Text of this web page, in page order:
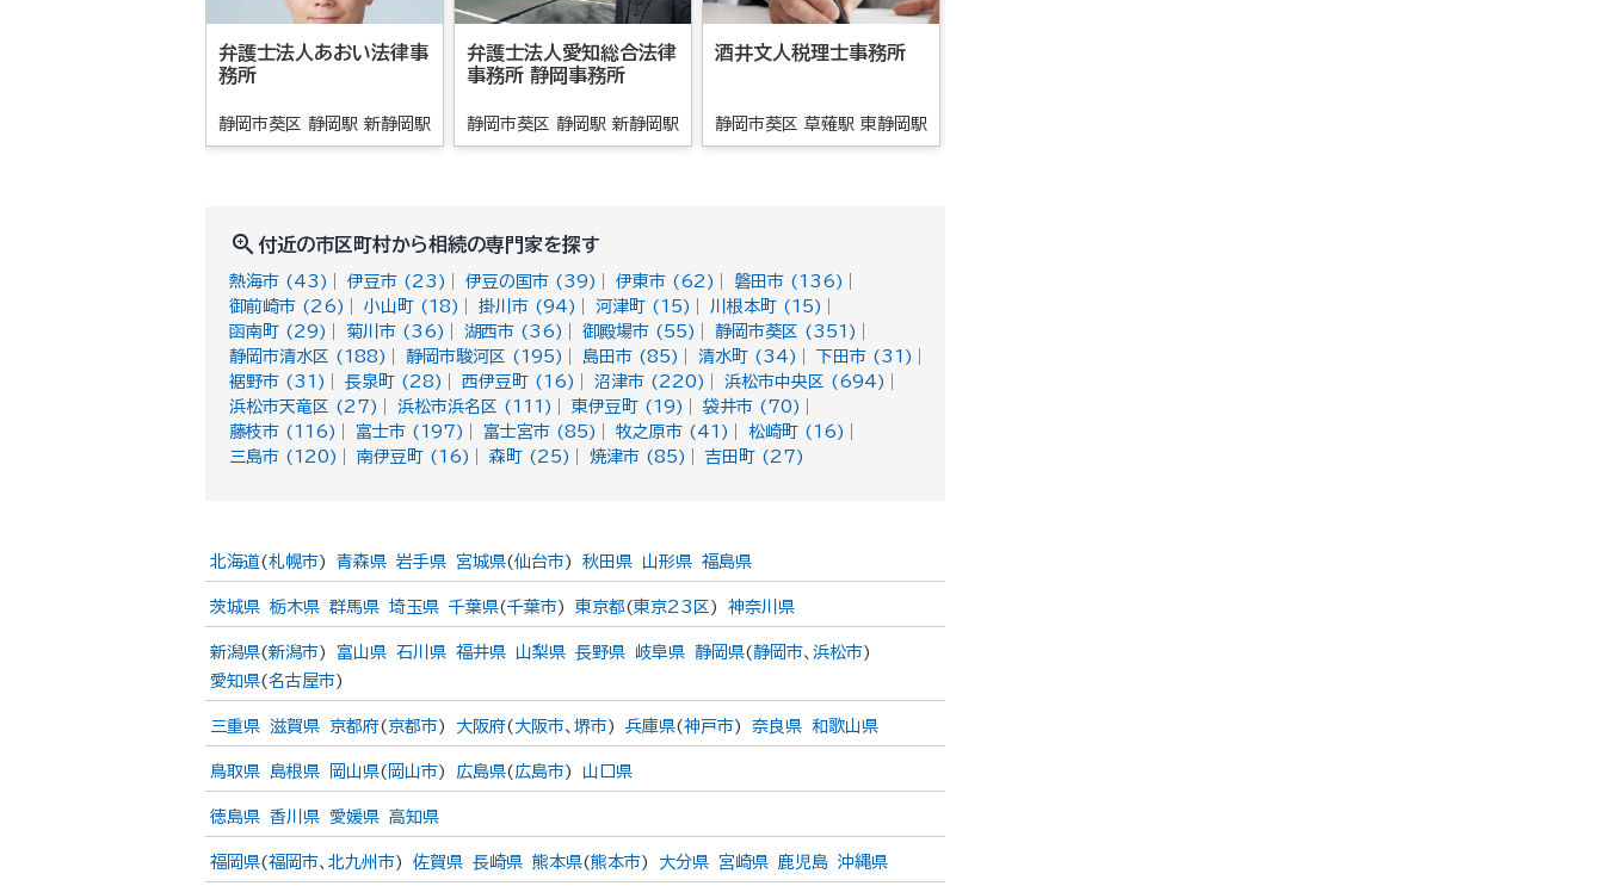
弁護士法人あおい法律事
務所
静岡市葵区 静岡駅 新静岡駅
弁護士法人愛知総合法律
事務所 静岡事務所
静岡市葵区 静岡駅 新静岡駅
酒井文人税理士事務所
静岡市葵区 草薙駅 東静岡駅
zoom_in付近の市区町村から相続の専門家を探す
熱海市 (43) 伊豆市 (23) 伊豆の国市 (39) 伊東市 (62)
磐田市 (136)
御前崎市 (26)
小山町 (18) 掛川市 (94) 河津町 (15)
川根本町 (15)
函南町 (29)
菊川市 (36) 湖西市 (36) 御殿場市 (55)
静岡市葵区 (351)
静岡市清水区 (188)
静岡市駿河区 (195) 島田市 (85) 清水町 (34)
下田市 (31)
裾野市 (31)
長泉町 (28) 西伊豆町 (16) 沼津市 (220)
浜松市中央区 (694)
浜松市天竜区 (27)
浜松市浜名区 (111) 東伊豆町 (19)
袋井市 (70)
藤枝市 (116)
富士市 (197) 富士宮市 (85) 牧之原市 (41)
松崎町 (16)
三島市 (120)
南伊豆町 (16) 森町 (25) 焼津市 (85) 吉田町 (27)
北海道(札幌市) 青森県 岩手県 宮城県(仙台市) 秋田県 山形県 福島県
茨城県 栃木県 群馬県 埼玉県 千葉県(千葉市) 東京都( 東京23区 ) 神奈川県
新潟県(新潟市) 富山県 石川県 福井県 山梨県 長野県 岐阜県 静岡県(静岡市、 浜松市)
愛知県(名古屋市)
三重県 滋賀県 京都府( 京都市) 大阪府( 大阪市、 堺市) 兵庫県(神戸市) 奈良県 和歌山県
鳥取県 島根県 岡山県( 岡山市) 広島県( 広島市) 山口県
徳島県 香川県 愛媛県 高知県
福岡県(福岡市、 北九州市) 佐賀県 長崎県 熊本県(熊本市) 大分県 宮崎県 鹿児島 沖縄県